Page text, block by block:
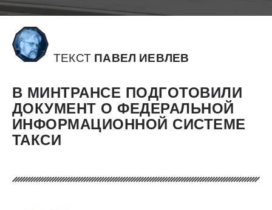
ТЕКСТ ПАВЕЛ ИЕВЛЕВ
В МИНТРАНСЕ ПОДГОТОВИЛИ
ДОКУМЕНТ О ФЕДЕРАЛЬНОЙ
ИНФОРМАЦИОННОЙ СИСТЕМЕ
ТАКСИ